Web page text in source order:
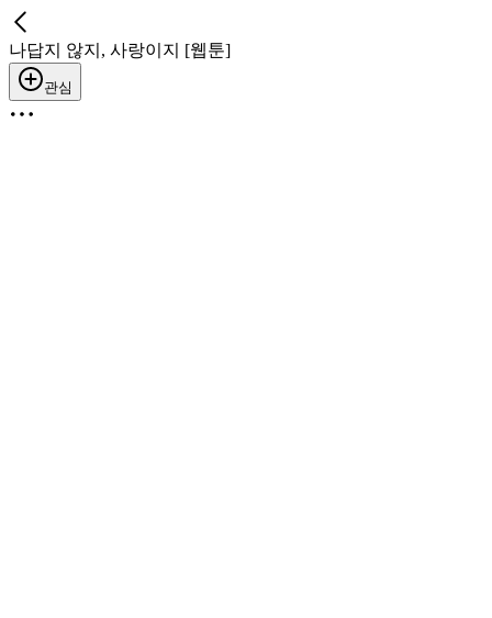
나답지 않지, 사랑이지 [웹툰]
관심